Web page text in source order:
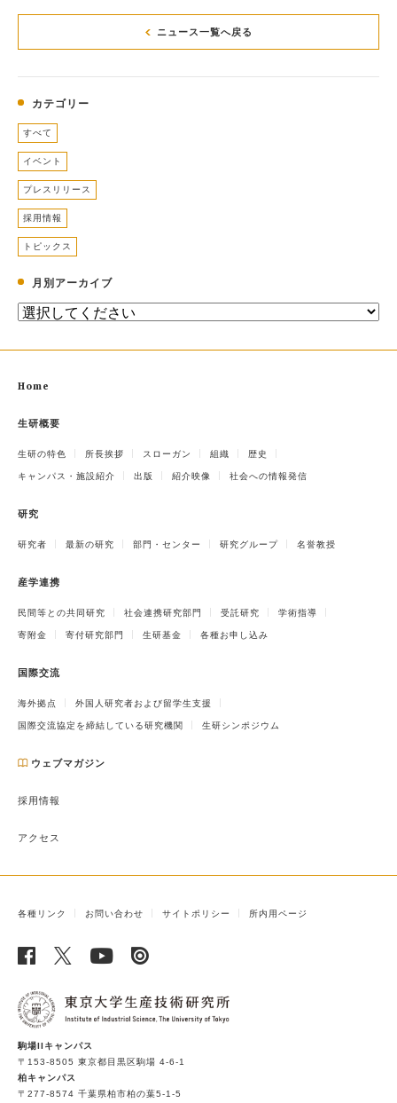
ニュース一覧へ戻る
カテゴリー
すべて
イベント
プレスリリース
採用情報
トピックス
月別アーカイブ
Home
生研概要
生研の特色 所長挨拶 スローガン 組織 歴史
キャンパス・施設紹介 出版 紹介映像 社会への情報発信
研究
研究者 最新の研究 部門・センター 研究グループ 名誉教授
産学連携
民間等との共同研究 社会連携研究部門 受託研究 学術指導
寄附金 寄付研究部門 生研基金 各種お申し込み
国際交流
海外拠点 外国人研究者および留学生支援
国際交流協定を締結している研究機関 生研シンポジウム
ウェブマガジン
採用情報
アクセス
各種リンク お問い合わせ サイトポリシー 所内用ページ
駒場IIキャンパス
〒153-8505 東京都目黒区駒場 4-6-1
柏キャンパス
〒277-8574 千葉県柏市柏の葉5-1-5